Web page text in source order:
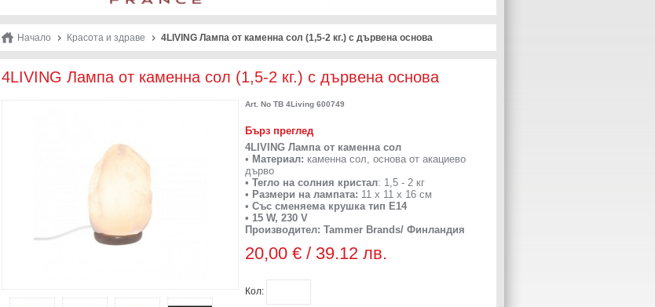
Начало Красота и здраве 4LIVING Лампа от каменна сол (1,5-2 кг.) с дървена основа
4LIVING Лампа от каменна сол (1,5-2 кг.) с дървена основа
Art. No TB 4Living 600749
Бърз преглед
4LIVING Лампа от каменна сол
• Материал: каменна сол, основа от акациево
дърво
• Тегло на солния кристал: 1,5 - 2 кг
• Размери на лампата: 11 x 11 x 16 см
• Със сменяема крушка тип E14
• 15 W, 230 V
Производител: Tammer Brands/ Финландия
20,00 € / 39.12 лв.
Кол: